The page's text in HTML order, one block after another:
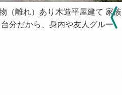
（離れ）あり木造平屋建て 家族
分だから、身内や友人グルー